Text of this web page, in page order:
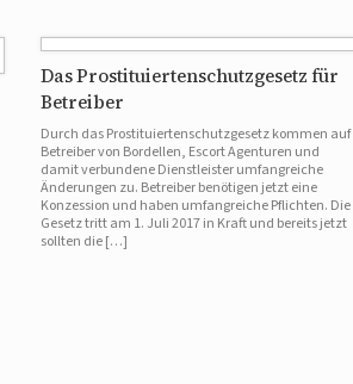
Das Prostituiertenschutzgesetz für
Betreiber
Durch das Prostituiertenschutzgesetz kommen auf
Betreiber von Bordellen, Escort Agenturen und
damit verbundene Dienstleister umfangreiche
Änderungen zu. Betreiber benötigen jetzt eine
Konzession und haben umfangreiche Pflichten. Die
Gesetz tritt am 1. Juli 2017 in Kraft und bereits jetzt
sollten die […]